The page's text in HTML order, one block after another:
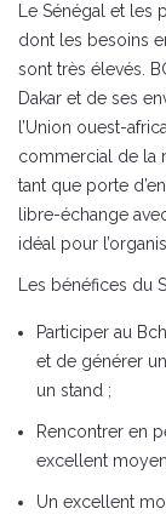
Le Sénégal et les
dont les besoins
sont très élevés.
Dakar et de ses
l’Union ouest-
commercial de la
tant que porte
libre-échange
idéal pour
Les bénéfices du
Participer au
et de générer
un stand ;
Rencontrer en
excellent
Un excellent